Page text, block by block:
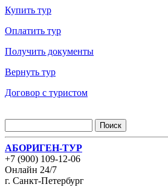
Купить тур
Оплатить тур
Получить документы
Вернуть тур
Договор с туристом
АБОРИГЕН-ТУР
+7 (900) 109-12-06
Онлайн 24/7
г. Санкт-Петербург